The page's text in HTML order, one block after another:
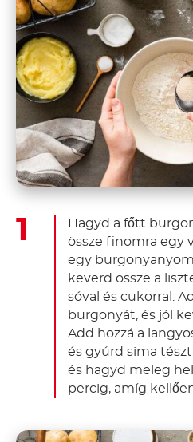
Hagyd a főtt
össze finomra egy
egy
keverd össze a
sóval és cukorral.
burgonyát, és jól
Add hozzá a
és gyúrd sima
és hagyd meleg
percig, amíg